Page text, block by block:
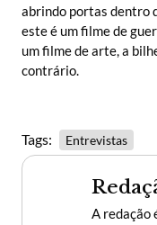
abrindo portas dentro
este é um filme de
um filme de arte, a
contrário.
Tags: Entrevistas
A redação